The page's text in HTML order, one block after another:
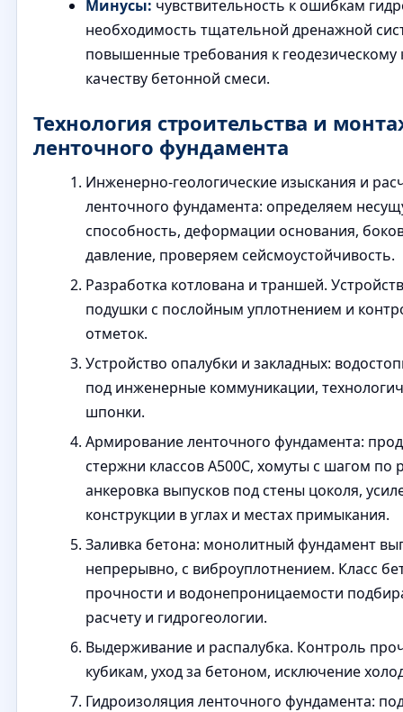
Минусы: чувствительность к ошибкам
необходимость тщательной дренажной
повышенные требования к геодезическому
качеству бетонной смеси.
Технология строительства и
ленточного фундамента
Инженерно-геологические изыскания и
ленточного фундамента: определяем
способность, деформации основания,
давление, проверяем сейсмоустойчивость.
Разработка котлована и траншей.
подушки с послойным уплотнением и
отметок.
Устройство опалубки и закладных:
под инженерные коммуникации,
шпонки.
Армирование ленточного фундамента:
стержни классов A500С, хомуты с шагом по
анкеровка выпусков под стены цоколя,
конструкции в углах и местах примыкания.
Заливка бетона: монолитный фундамент
непрерывно, с виброуплотнением. Класс
прочности и водонепроницаемости
расчету и гидрогеологии.
Выдерживание и распалубка. Контроль
кубикам, уход за бетоном, исключение
Гидроизоляция ленточного фундамента: